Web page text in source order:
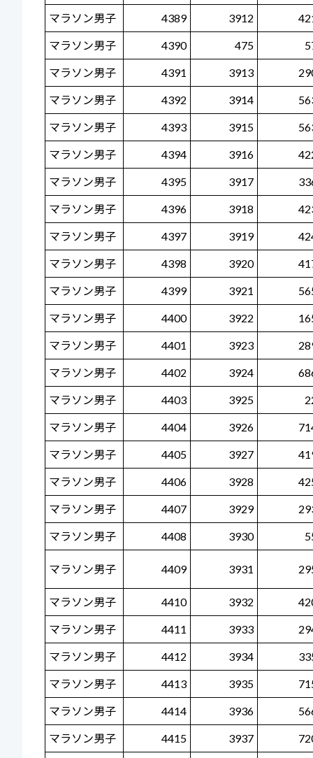
マラソン男子 4389 3912
マラソン男子 4390 475
マラソン男子 4391 3913
マラソン男子 4392 3914
マラソン男子 4393 3915
マラソン男子 4394 3916
マラソン男子 4395 3917
マラソン男子 4396 3918
マラソン男子 4397 3919
マラソン男子 4398 3920
マラソン男子 4399 3921
マラソン男子 4400 3922
マラソン男子 4401 3923
マラソン男子 4402 3924
マラソン男子 4403 3925
マラソン男子 4404 3926
マラソン男子 4405 3927
マラソン男子 4406 3928
マラソン男子 4407 3929
マラソン男子 4408 3930
マラソン男子 4409 3931
マラソン男子 4410 3932
マラソン男子 4411 3933
マラソン男子 4412 3934
マラソン男子 4413 3935
マラソン男子 4414 3936
マラソン男子 4415 3937